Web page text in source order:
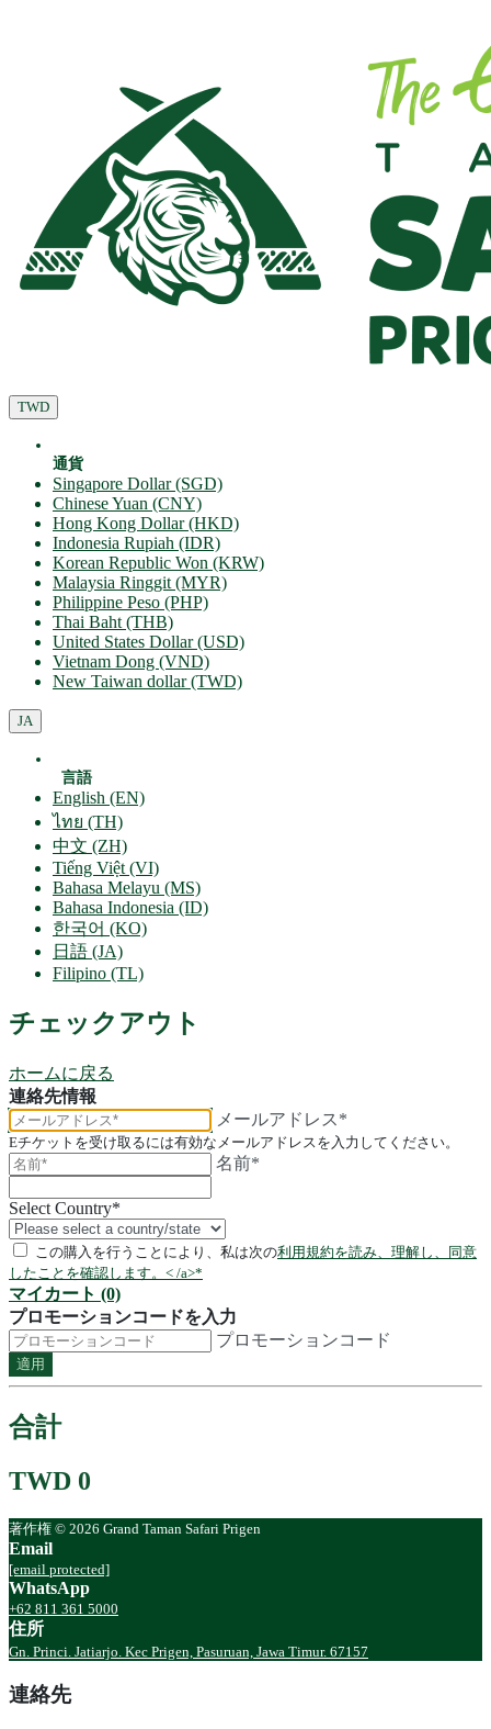
TWD
通貨
Singapore Dollar (SGD)
Chinese Yuan (CNY)
Hong Kong Dollar (HKD)
Indonesia Rupiah (IDR)
Korean Republic Won (KRW)
Malaysia Ringgit (MYR)
Philippine Peso (PHP)
Thai Baht (THB)
United States Dollar (USD)
Vietnam Dong (VND)
New Taiwan dollar (TWD)
JA
言語
English (EN)
ไทย (TH)
中文 (ZH)
Tiếng Việt (VI)
Bahasa Melayu (MS)
Bahasa Indonesia (ID)
한국어 (KO)
日語 (JA)
Filipino (TL)
チェックアウト
ホームに戻る
連絡先情報
メールアドレス*
Eチケットを受け取るには有効なメールアドレスを入力してください。
名前*
Select Country*
この購入を行うことにより、私は次の利用規約を読み、理解し、同意
したことを確認します。< /a>*
マイカート (0)
プロモーションコードを入力
プロモーションコード
適用
合計
TWD 0
著作権 © 2026 Grand Taman Safari Prigen
Email
[email protected]
WhatsApp
+62 811 361 5000
住所
Gn. Princi. Jatiarjo. Kec Prigen, Pasuruan, Jawa Timur. 67157
連絡先